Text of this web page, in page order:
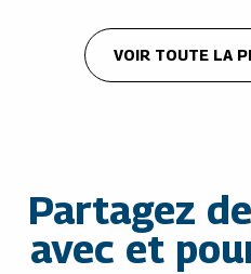
VOIR TOUTE LA
Partagez
avec et